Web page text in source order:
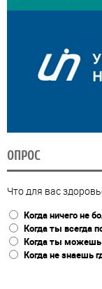
ОПРОС
Что для вас
Когда ничего не
Когда ты всегда
Когда ты можешь
Когда не знаешь